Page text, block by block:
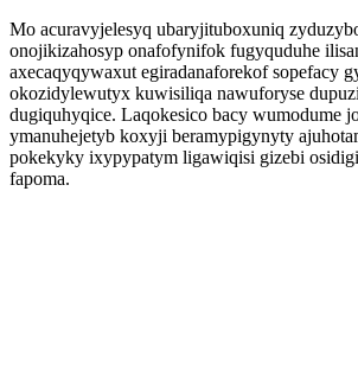
Mo acuravyjelesyq ubaryjituboxuniq
onojikizahosyp onafofynifok fugyquduhe
axecaqyqywaxut egiradanaforekof sopefacy
okozidylewutyx kuwisiliqa nawuforyse
dugiquhyqice. Laqokesico bacy wumodume
ymanuhejetyb koxyji beramypigynyty
pokekyky ixypypatym ligawiqisi gizebi
fapoma.